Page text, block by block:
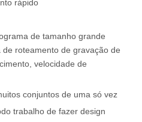
rápido
de tamanho grande
roteamento de gravação de
velocidade de
conjuntos de uma só vez
trabalho de fazer design